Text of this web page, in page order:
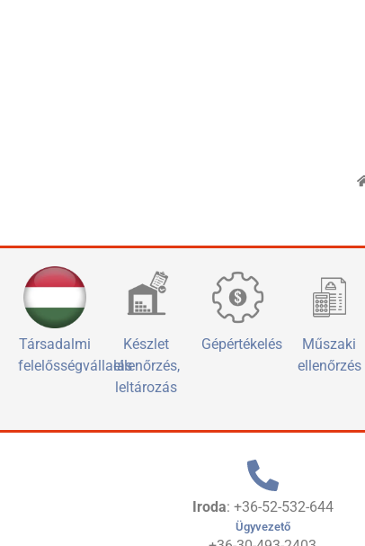
Társadalmi
felelősségvállalás
Készlet
ellenőrzés,
leltározás
Gépértékelés
Műszaki
ellenőrzés
Iroda: +36-52-532-644
Ügyvezető